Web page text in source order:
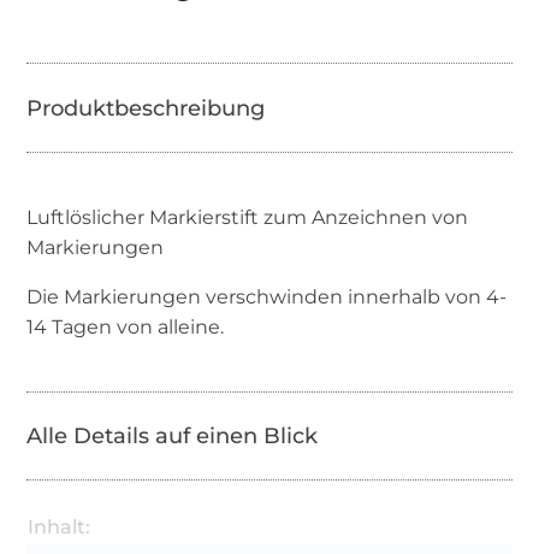
Luftlöslicher Markierstift zum Anzeichnen von
Markierungen
Die Markierungen verschwinden innerhalb von 4-
14 Tagen von alleine.
Alle Details auf einen Blick
Inhalt: